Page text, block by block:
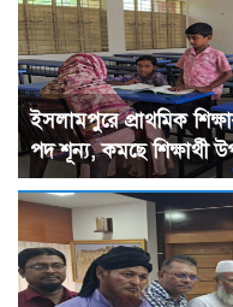
ইসলামপুরে প্রাথমিক
পদ শূন্য, কমছে শিক্ষার্থী